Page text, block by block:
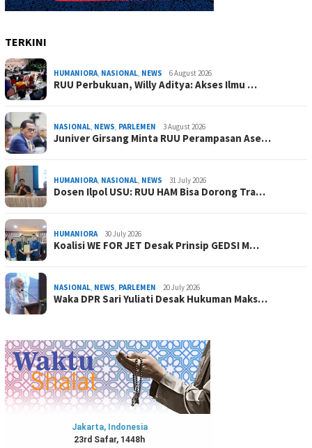
TERKINI
HUMANIORA, NASIONAL, NEWS 6 August 2026
RUU Perbukuan, Willy Aditya: Akses Ilmu …
NASIONAL, NEWS, PARLEMEN 3 August 2026
Juniver Girsang Minta RUU Perampasan Ase…
HUMANIORA, NASIONAL, NEWS 31 July 2026
Dosen Ilpol USU: RUU HAM Bisa Dorong Tra…
HUMANIORA 30 July 2026
Koalisi WE FOR JET Desak Prinsip GEDSI M…
NASIONAL, NEWS, PARLEMEN 20 July 2026
Waka DPR Sari Yuliati Desak Hukuman Maks…